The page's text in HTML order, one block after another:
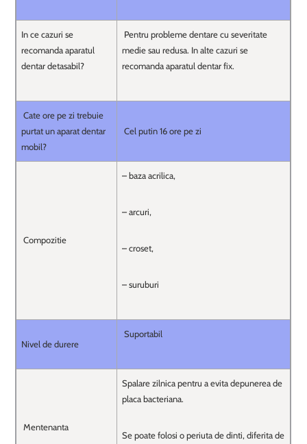
In ce cazuri se
recomanda aparatul
dentar detasabil?
Pentru probleme dentare cu severitate
medie sau redusa. In alte cazuri se
recomanda aparatul dentar fix.
Cate ore pe zi trebuie
purtat un aparat dentar
mobil?
Cel putin 16 ore pe zi
Compozitie
– baza acrilica,
– arcuri,
– croset,
– suruburi
Nivel de durere
Suportabil
Mentenanta
Spalare zilnica pentru a evita depunerea de
placa bacteriana.
Se poate folosi o periuta de dinti, diferita de